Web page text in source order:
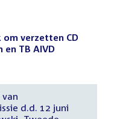
verzetten CD
en TB AIVD
d.d. 12 juni